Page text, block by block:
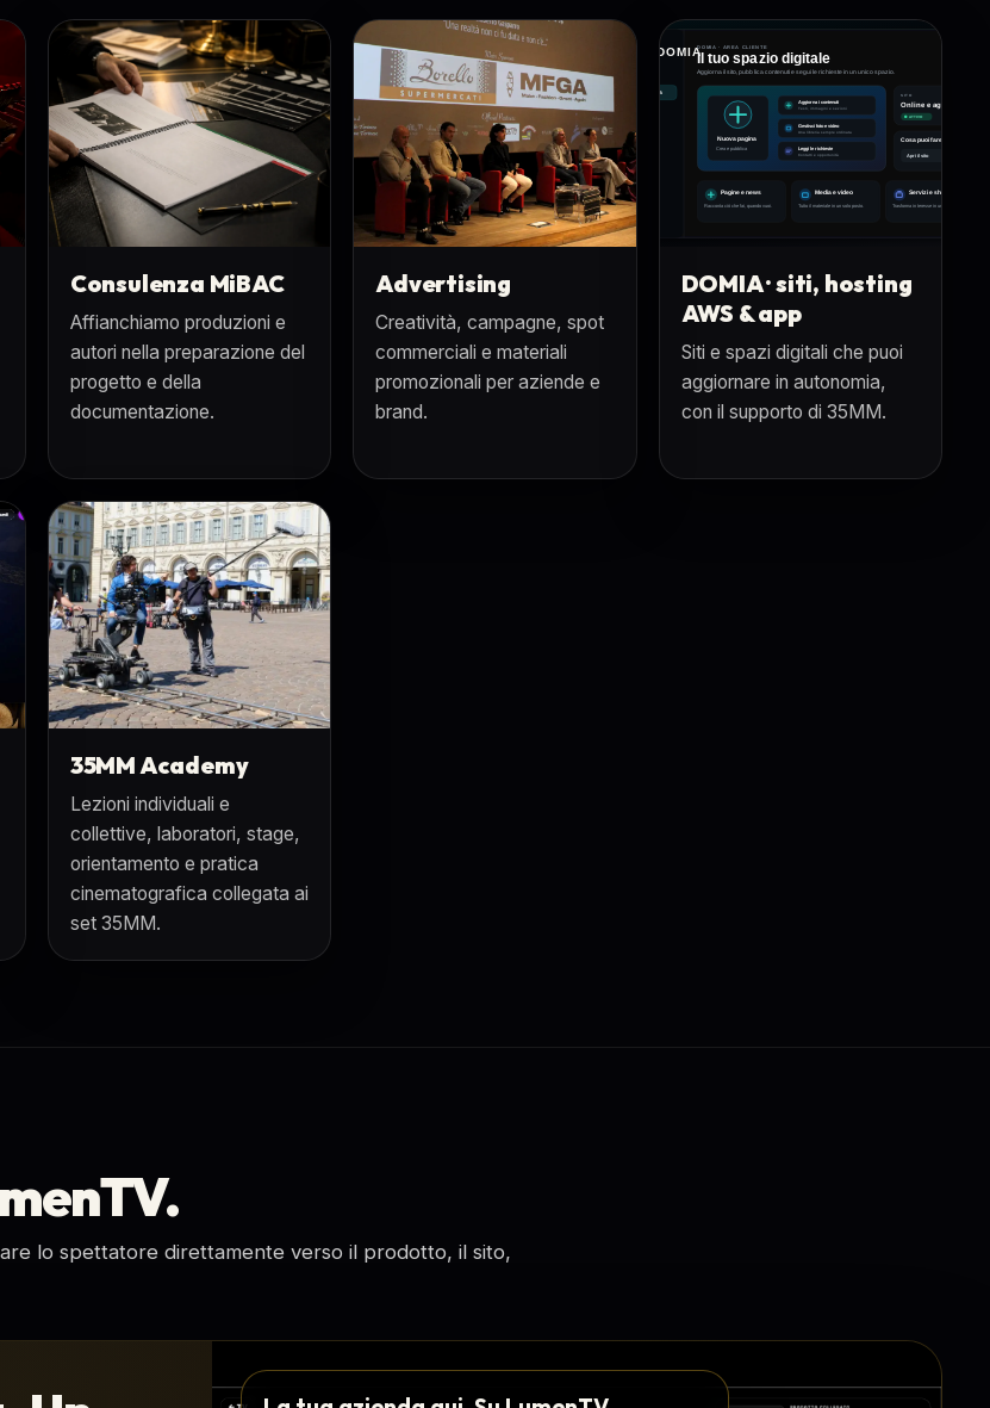
Consulenza MiBAC
Affianchiamo produzioni e
autori nella preparazione del
progetto e della
documentazione.
Advertising
Creatività, campagne, spot
commerciali e materiali
promozionali per aziende e
brand.
DOMIA · siti, hosting
AWS & app
Siti e spazi digitali che puoi
aggiornare in autonomia,
con il supporto di 35MM.
35MM Academy
Lezioni individuali e
collettive, laboratori, stage,
orientamento e pratica
cinematografica collegata ai
set 35MM.
lo spettatore direttamente verso il prodotto, il sito,